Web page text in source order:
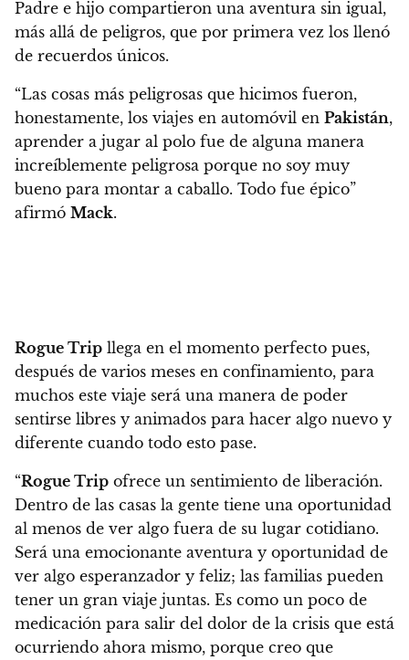
Padre e hijo compartieron una aventura sin igual,
más allá de peligros, que por primera vez los llenó
de recuerdos únicos.
“Las cosas más peligrosas que hicimos fueron,
honestamente, los viajes en automóvil en Pakistán,
aprender a jugar al polo fue de alguna manera
increíblemente peligrosa porque no soy muy
bueno para montar a caballo. Todo fue épico”
afirmó Mack.
Rogue Trip llega en el momento perfecto pues,
después de varios meses en confinamiento, para
muchos este viaje será una manera de poder
sentirse libres y animados para hacer algo nuevo y
diferente cuando todo esto pase.
“Rogue Trip ofrece un sentimiento de liberación.
Dentro de las casas la gente tiene una oportunidad
al menos de ver algo fuera de su lugar cotidiano.
Será una emocionante aventura y oportunidad de
ver algo esperanzador y feliz; las familias pueden
tener un gran viaje juntas. Es como un poco de
medicación para salir del dolor de la crisis que está
ocurriendo ahora mismo, porque creo que